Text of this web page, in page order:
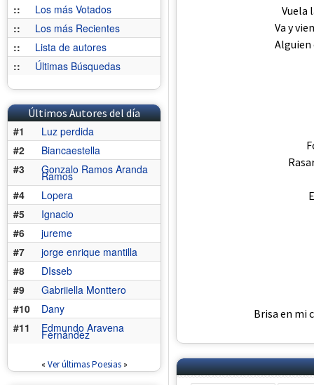
::
Los más Votados
::
Los más Recientes
::
Lista de autores
::
Últimas Búsquedas
Últimos Autores del día
#1
Luz perdida
#2
Biancaestella
#3
Gonzalo Ramos Aranda
Ramos
#4
Lopera
#5
Ignacio
#6
jureme
#7
jorge enrique mantilla
#8
DIsseb
#9
Gabriiella Monttero
#10
Dany
#11
Edmundo Aravena
Fernández
« Ver últimas Poesias»
Vuela
Va y
Alguien
Brisa en mi